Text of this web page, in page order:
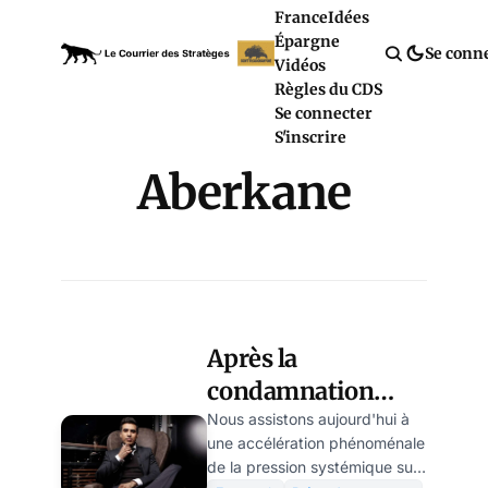
FranceIdées
Épargne
Vidéos
Règles du CDS
Se connecter
S'inscrire
Se
Aberkane
Après la
condamnation
d'Aberkane,
l'errance de la
Nous assistons aujourd'hui à
une accélération phénoménale
de la pression systémique sur